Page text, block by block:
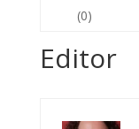
(0)
Editor